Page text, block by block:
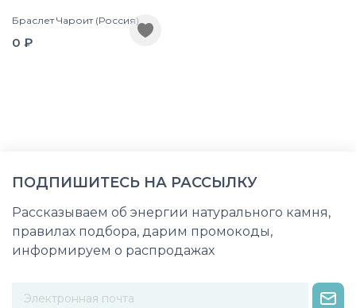
Браслет Чароит (Россия)
0 ₽
ПОДПИШИТЕСЬ НА РАССЫЛКУ
Рассказываем об энергии натурального камня,
правилах подбора, дарим промокоды,
информируем о распродажах